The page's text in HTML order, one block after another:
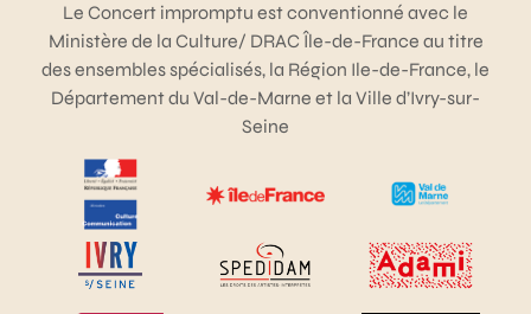
Le Concert impromptu est conventionné avec le
Ministère de la Culture/ DRAC Île-de-France au titre
des ensembles spécialisés, la Région Ile-de-France, le
Département du Val-de-Marne et la Ville d’Ivry-sur-
Seine